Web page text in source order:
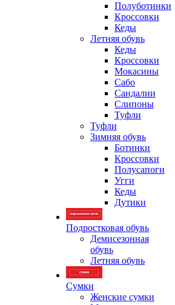
Полуботинки
Кроссовки
Кеды
Летняя обувь
Кеды
Кроссовки
Мокасины
Сабо
Сандалии
Слипоны
Туфли
Туфли
Зимняя обувь
Ботинки
Кроссовки
Полусапоги
Угги
Кеды
Дутики
Подростковая обувь
Демисезонная
обувь
Летняя обувь
Сумки
Женские сумки